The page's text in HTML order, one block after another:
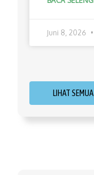
Juni 8, 2026
LIHAT